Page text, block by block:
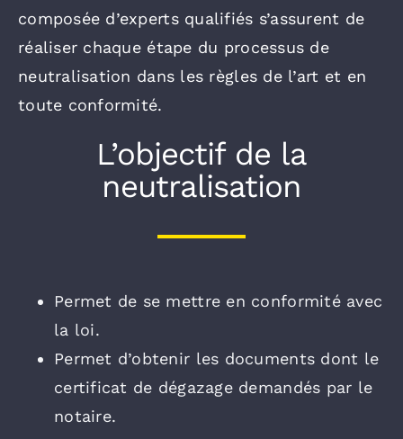
composée d’experts qualifiés s’assurent de
réaliser chaque étape du processus de
neutralisation dans les règles de l’art et en
toute conformité.
L’objectif de la
neutralisation
Permet de se mettre en conformité avec
la loi.
Permet d’obtenir les documents dont le
certificat de dégazage demandés par le
notaire.